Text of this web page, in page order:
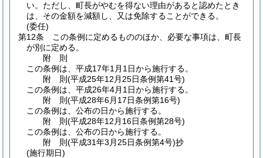
い。 ただし、町長がやむを得ない理由があると認めたとき
は、その金額を減額し、又は免除することができる。
(委任)
第12条
この条例に定めるもののほか、必要な事項は、町長
が別に定める。
附 則
この条例は、平成17年1月1日から施行する。
附 則(平成25年12月25日条例第41号)
この条例は、平成26年4月1日から施行する。
附 則(平成28年6月17日条例第16号)
この条例は、公布の日から施行する。
附 則(平成28年12月16日条例第28号)
この条例は、公布の日から施行する。
附 則(平成31年3月25日条例第4号)抄
(施行期日)